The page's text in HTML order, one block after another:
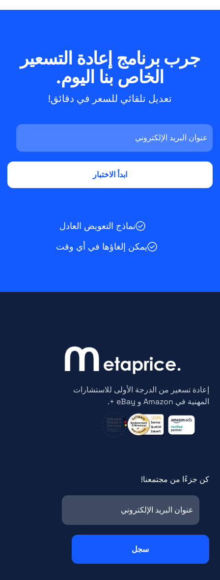
جرب برنامج إعادة التسعير
الخاص بنا اليوم.
تعديل تلقائي للسعر في دقائق!
نماذج التعويض العادل
يمكن إلغاؤها في أي وقت
إعادة تسعير من الدرجة الأولى للاستشارات
المهنية في Amazon و eBay +.
كن جزءًا من مجتمعنا!